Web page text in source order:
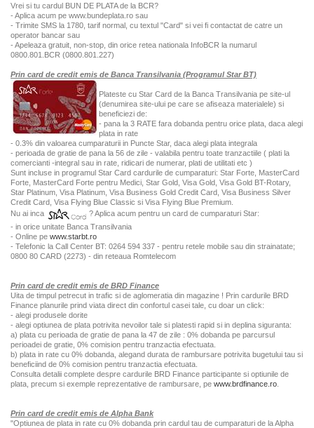
Vrei si tu cardul BUN DE PLATA de la BCR?
- Aplica acum pe www.bundeplata.ro sau
- Trimite SMS la 1780, tarif normal, cu textul "Card" si vei fi contactat de catre un
operator bancar sau
- Apeleaza gratuit, non-stop, din orice retea nationala InfoBCR la numarul
0800.801.BCR (0800.801.227)
Prin card de credit emis de Banca Transilvania (Programul Star BT)
Plateste cu Star Card de la Banca Transilvania pe site-ul
(denumirea site-ului pe care se afiseaza materialele) si
beneficiezi de:
- pana la 3 RATE fara dobanda pentru orice plata, daca alegi
plata in rate
- 0.3% din valoarea cumparaturii in Puncte Star, daca alegi plata integrala
- perioada de gratie de pana la 56 de zile - valabila pentru toate tranzactiile ( plati la
comercianti -integral sau in rate, ridicari de numerar, plati de utilitati etc )
Sunt incluse in programul Star Card cardurile de cumparaturi: Star Forte, MasterCard
Forte, MasterCard Forte pentru Medici, Star Gold, Visa Gold, Visa Gold BT-Rotary,
Star Platinum, Visa Platinum, Visa Business Gold Credit Card, Visa Business Silver
Credit Card, Visa Flying Blue Classic si Visa Flying Blue Premium.
Nu ai inca
? Aplica acum pentru un card de cumparaturi Star:
- in orice unitate Banca Transilvania
- Online pe www.starbt.ro
- Telefonic la Call Center BT: 0264 594 337 - pentru retele mobile sau din strainatate;
0800 80 CARD (2273) - din reteaua Romtelecom
Prin card de credit emis de BRD Finance
Uita de timpul petrecut in trafic si de aglomeratia din magazine ! Prin cardurile BRD
Finance planurile prind viata direct din confortul casei tale, cu doar un click:
- alegi produsele dorite
- alegi optiunea de plata potrivita nevoilor tale si platesti rapid si in deplina siguranta:
a) plata cu perioada de gratie de pana la 47 de zile : 0% dobanda pe parcursul
perioadei de gratie, 0% comision pentru tranzactia efectuata.
b) plata in rate cu 0% dobanda, alegand durata de rambursare potrivita bugetului tau si
beneficiind de 0% comision pentru tranzactia efectuata.
Consulta detalii complete despre cardurile BRD Finance participante si optiunile de
plata, precum si exemple reprezentative de rambursare, pe www.brdfinance.ro
Prin card de credit emis de Alpha Bank
"Optiunea de plata in rate cu 0% dobanda prin cardul tau de cumparaturi de la Alpha